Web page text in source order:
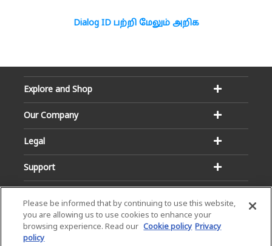
Dialog ID பற்றி மேலும் அறிக
Explore and Shop
Our Company
Legal
Support
Please be informed that by continuing to use this website,
you are allowing us to use cookies to enhance your
browsing experience. Read our Cookie policy Privacy
policy